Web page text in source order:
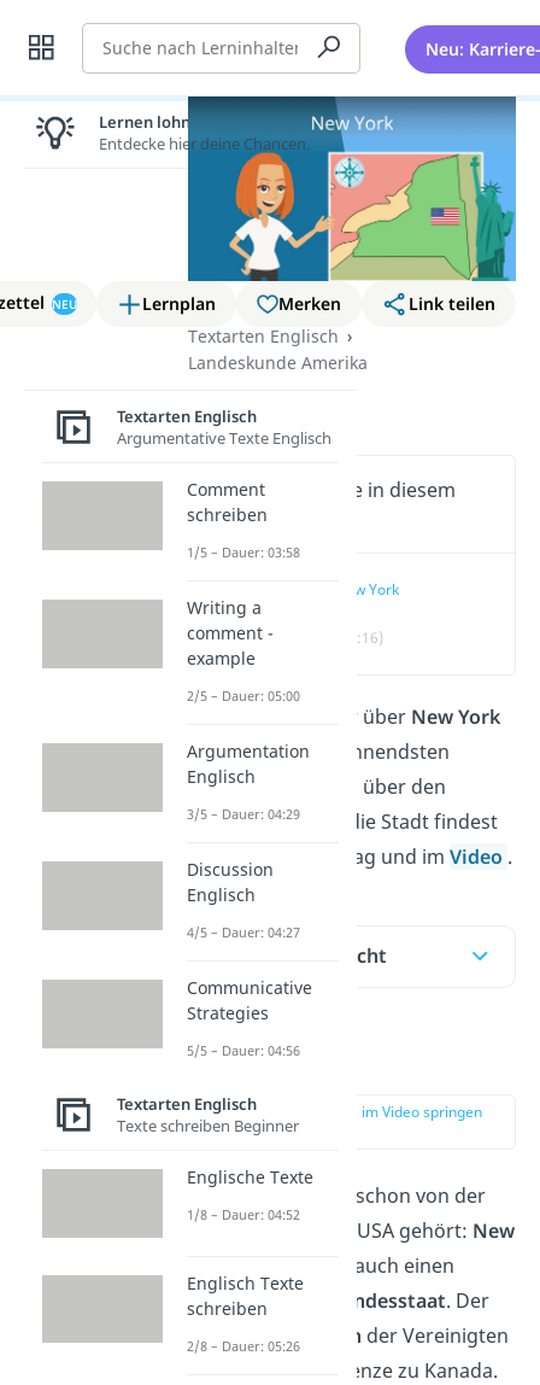
Suche Neu:
NEU Lernplan Merken
Link teilen
Textarten Englisch
Landeskunde Amerika
New York
Wichtige Inhalte in diesem
Video
New York
(00:16)
Möchtest du mehr über New York
erfahren? Die spannendsten
Fakten und Details über den
Bundesstaat und die Stadt findest
du in diesem Beitrag und imVideo .
Inhaltsübersicht
New York
zur Stelle im Video springen
(00:16)
Du hast sicherlich schon von der
größten Stadt der USA gehört: New
. Aber es gibt auch einen
gleichnamigen
Bundesstaat. Der
liegt im
Nordosten der Vereinigten
Staaten an der Grenze zu Kanada.
Lernen lohnt sich!
Entdecke hier deine Chancen.
Textarten Englisch
Argumentative Texte Englisch
Comment
schreiben
1/5 – Dauer: 03:58
Writing a
comment -
example
2/5 – Dauer: 05:00
Argumentation
Englisch
3/5 – Dauer: 04:29
Discussion
Englisch
4/5 – Dauer: 04:27
Communicative
Strategies
5/5 – Dauer: 04:56
Textarten Englisch
Texte schreiben Beginner
Englische Texte
1/8 – Dauer: 04:52
Englisch Texte
schreiben
2/8 – Dauer: 05:26